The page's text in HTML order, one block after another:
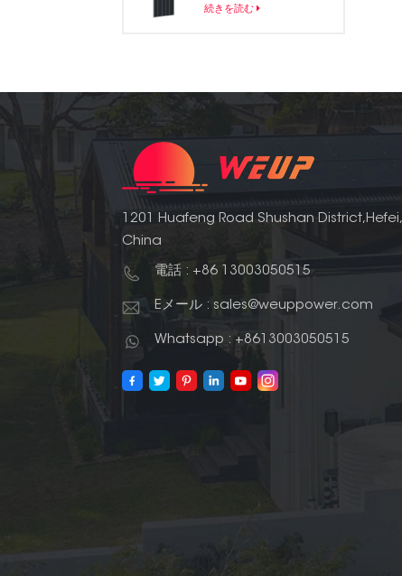
続きを読む
1201 Huafeng Road Shushan District,Hefei,
China
電話 : +86 13003050515
Eメール : sales@weuppower.com
Whatsapp : +8613003050515